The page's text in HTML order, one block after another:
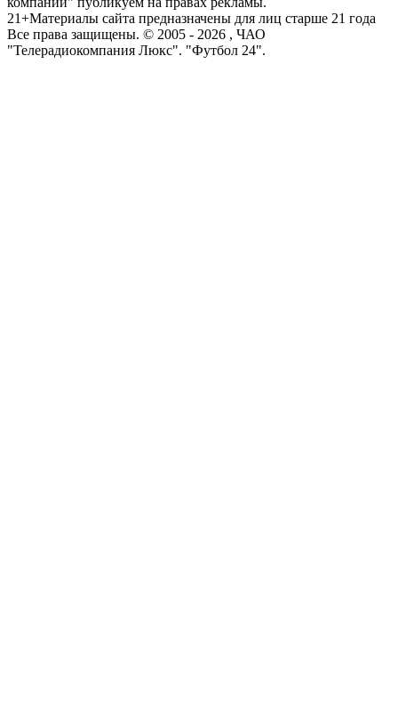
21+Материалы сайта предназначены для лиц старше 21 года
Все права защищены. © 2005 - 2026 , ЧАО
"Телерадиокомпания Люкс". "Футбол 24".